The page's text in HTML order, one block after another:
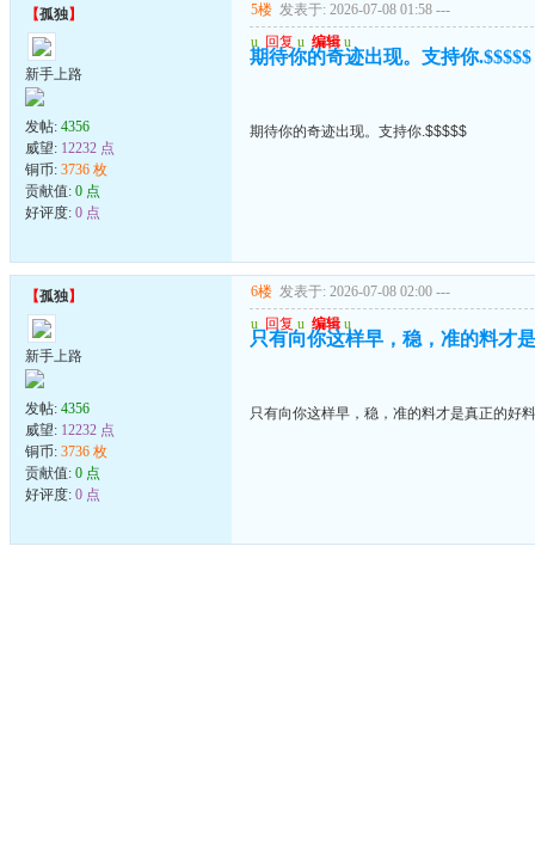
【孤独】
新手上路
发帖: 4356
威望: 12232 点
铜币: 3736 枚
贡献值: 0 点
好评度: 0 点
5楼 发表于: 2026-07-08 01:58 ---
u 回复 u 编辑 u
期待你的奇迹出现。支持你.$$$$$
期待你的奇迹出现。支持你.$$$$$
【孤独】
新手上路
发帖: 4356
威望: 12232 点
铜币: 3736 枚
贡献值: 0 点
好评度: 0 点
6楼 发表于: 2026-07-08 02:00 ---
u 回复 u 编辑 u
只有向你这样早，稳，准的料才
只有向你这样早，稳，准的料才是真正的好料